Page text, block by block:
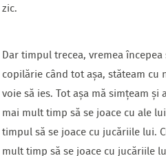
zic.
Dar timpul trecea, vremea
copilărie când tot așa, stăteam
voie să ies. Tot așa mă simțeam
mai mult timp să se joace cu ale
timpul să se joace cu jucăriile lui.
mult timp să se joace cu jucăriile